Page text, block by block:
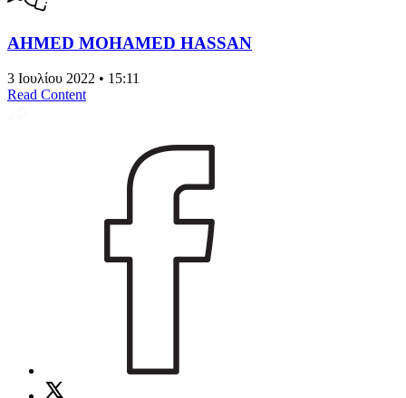
AHMED MOHAMED HASSAN
3 Ιουλίου 2022 • 15:11
Read Content